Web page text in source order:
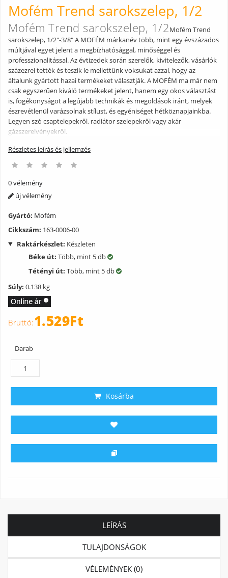
Mofém Trend sarokszelep, 1/2
Mofém Trend sarokszelep, 1/2Mofém Trend
sarokszelep, 1/2"-3/8" A MOFÉM márkanév több, mint egy évszázados
múltjával egyet jelent a megbízhatósággal, minőséggel és
professzionalitással. Az évtizedek során szerelők, kivitelezők, vásárlók
százezrei tették és teszik le mellettünk voksukat azzal, hogy az
általunk gyártott hazai termékeket választják. A MOFÉM ma már nem
csak egyszerűen kiváló termékeket jelent, hanem egy okos választást
is, fogékonyságot a legújabb technikák és megoldások iránt, melyek
észrevétlenül varázsolnak stílust, és egyéniséget hétköznapjainkba.
Legyen szó csaptelepekről, radiátor szelepekről vagy akár
gázszerelvényekről.
Részletes leírás és jellemzés
0 vélemény
új vélemény
Gyártó: Mofém
Cikkszám: 163-0006-00
Raktárkészlet: Készleten
Béke út: Több, mint 5 db
Tétényi út: Több, mint 5 db
Súly: 0.138 kg
1.529Ft
Darab
Kosárba
LEÍRÁS
TULAJDONSÁGOK
VÉLEMÉNYEK (0)